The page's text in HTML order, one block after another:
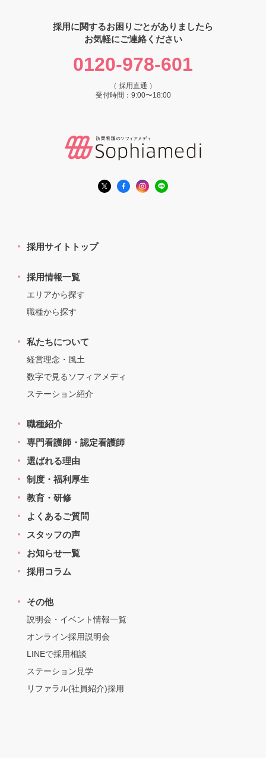
採用に関するお困りごとがありましたら
お気軽にご連絡ください
0120-978-601
（ 採用直通 ）
受付時間：9:00〜18:00
採用サイトトップ
採用情報一覧
エリアから探す
職種から探す
私たちについて
経営理念・風土
数字で見るソフィアメディ
ステーション紹介
職種紹介
専門看護師・認定看護師
選ばれる理由
制度・福利厚生
教育・研修
よくあるご質問
スタッフの声
お知らせ一覧
採用コラム
その他
説明会・イベント情報一覧
オンライン採用説明会
LINEで採用相談
ステーション見学
リファラル(社員紹介)採用